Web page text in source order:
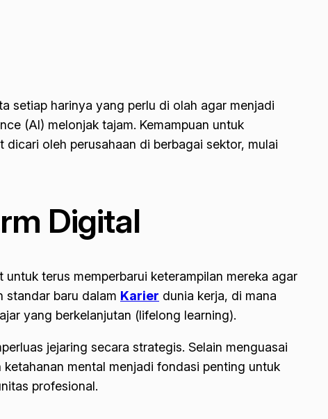
setiap harinya yang perlu di olah agar menjadi
(AI) melonjak tajam. Kemampuan untuk
oleh perusahaan di berbagai sektor, mulai
Digital
terus memperbarui keterampilan mereka agar
standar baru dalam Karier dunia kerja, di mana
yang berkelanjutan (lifelong learning).
jejaring secara strategis. Selain menguasai
mental menjadi fondasi penting untuk
profesional.